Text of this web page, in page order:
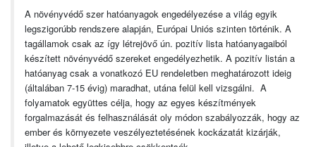
A növényvédő szer hatóanyagok engedélyezése a világ egyik
legszigorúbb rendszere alapján, Európai Uniós szinten történik. A
tagállamok csak az így létrejövő ún. pozitív lista hatóanyagaiból
készített növényvédő szereket engedélyezhetik. A pozitív listán a
hatóanyag csak a vonatkozó EU rendeletben meghatározott ideig
(általában 7-15 évig) maradhat, utána felül kell vizsgálni. A
folyamatok együttes célja, hogy az egyes készítmények
forgalmazását és felhasználását oly módon szabályozzák, hogy az
ember és környezete veszélyeztetésének kockázatát kizárják,